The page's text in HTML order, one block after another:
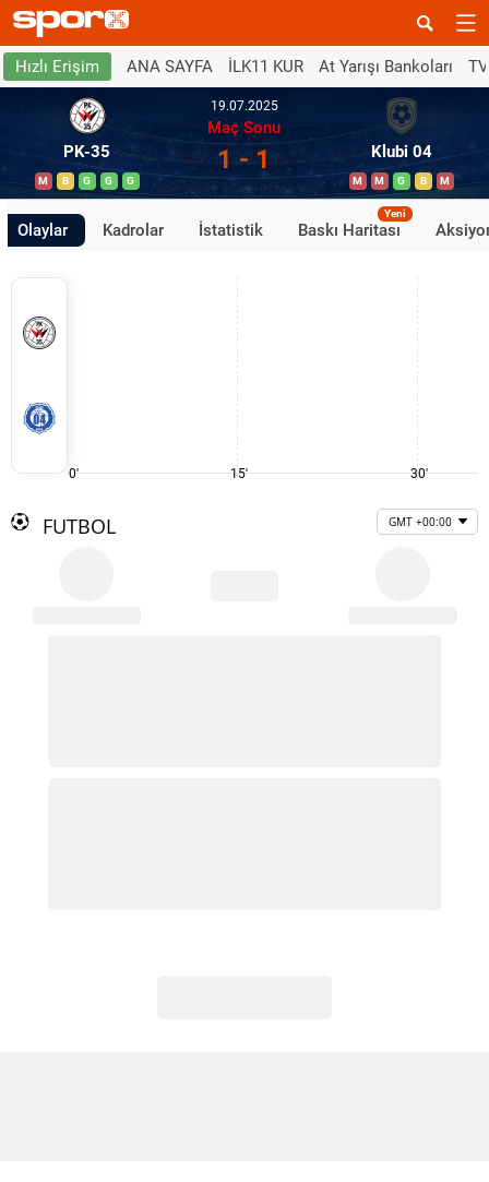
Hızlı Erişim ANA SAYFA İLK11 KUR At Yarışı Bankoları
PK-35
M B G G G
19.07.2025
Maç Sonu
1 - 1 Klubi 04
M M G B M
Olaylar Kadrolar İstatistik Baskı Haritası
Yeni
0' 15' 30'
FUTBOL GMT +00:00